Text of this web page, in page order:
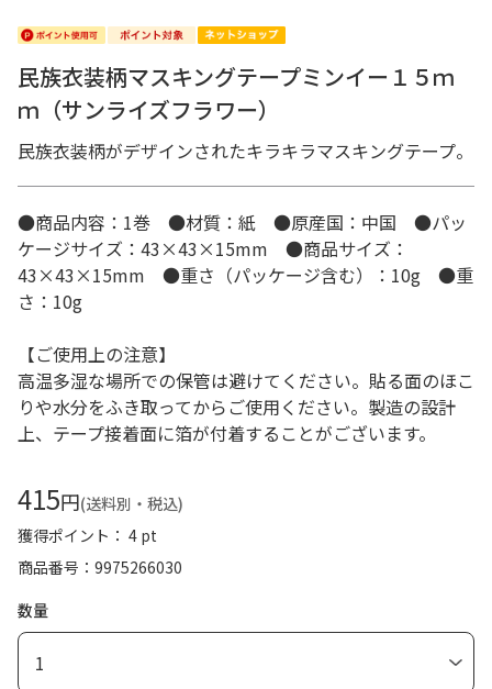
民族衣装柄マスキングテープミンイー１５ｍ
ｍ（サンライズフラワー）
民族衣装柄がデザインされたキラキラマスキングテープ。
●商品内容：1巻 ●材質：紙 ●原産国：中国 ●パッ
ケージサイズ：43×43×15mm ●商品サイズ：
43×43×15mm ●重さ（パッケージ含む）：10g ●重
さ：10g
【ご使用上の注意】
高温多湿な場所での保管は避けてください。貼る面のほこ
りや水分をふき取ってからご使用ください。製造の設計
上、テープ接着面に箔が付着することがございます。
415円(送料別・税込)
獲得ポイント： 4 pt
商品番号
9975266030
数量
1